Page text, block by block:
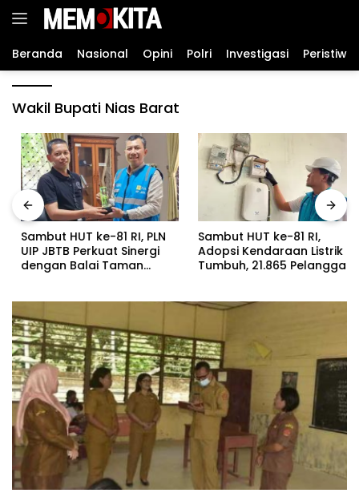
Langsung
Beranda Nasional Opini Polri Investigasi Peristiwa
Wakil Bupati Nias Barat
Sambut HUT ke-81 RI, PLN
UIP JBTB Perkuat Sinergi
dengan Balai Taman
Watudodol/Kalipuro
Sambut HUT ke-81 RI,
Adopsi Kendaraan Listrik
Tumbuh, 21.865 Pelanggan
pada Semester I 2026